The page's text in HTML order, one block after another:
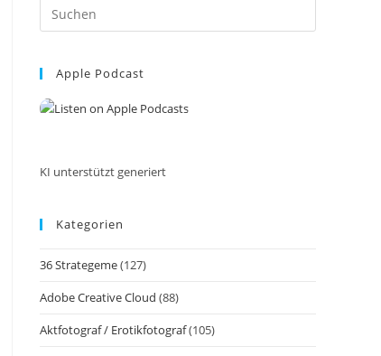
Escape
Apple Podcast
KI unterstützt generiert
Kategorien
36 Strategeme(127)
Adobe Creative Cloud (88)
Aktfotograf / Erotikfotograf(105)